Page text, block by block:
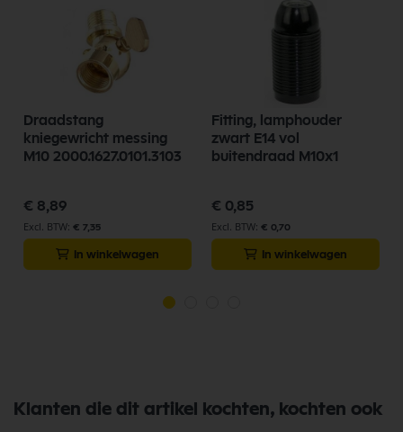
Draadstang
kniegewricht messing
M10 2000.1627.0101.3103
€ 8,89
€ 7,35
In winkelwagen
Fitting, lamphouder
zwart E14 vol
buitendraad M10x1
€ 0,85
€ 0,70
In winkelwagen
Klanten die dit artikel kochten, kochten ook